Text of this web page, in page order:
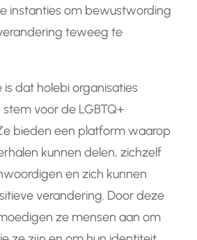
instanties om bewustwording
teweeg te
dat holebi organisaties
voor de LGBTQ+
bieden een platform waarop
kunnen delen, zichzelf
en zich kunnen
verandering. Door deze
ze mensen aan om